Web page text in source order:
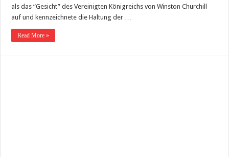
als das “Gesicht” des Vereinigten Königreichs von Winston Churchill
auf und kennzeichnete die Haltung der …
Read More »